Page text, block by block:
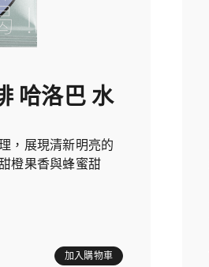
哈洛巴 水
，展現清新明亮的
橙果香與蜂蜜甜
加入購物車